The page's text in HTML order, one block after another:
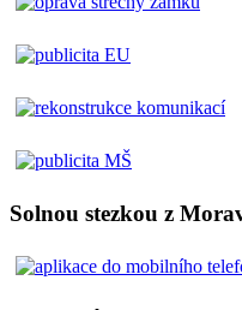
Solnou stezkou z